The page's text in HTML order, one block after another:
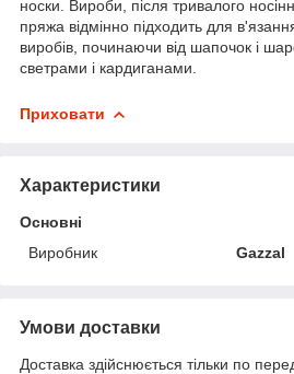
носки. Вироби, після тривалого
пряжа відмінно підходить для
виробів, починаючи від шапочок і
светрами і кардиганами.
Приховати
Характеристики
Основні
Виробник
Gazzal
Умови доставки
Доставка здійснюється тільки по